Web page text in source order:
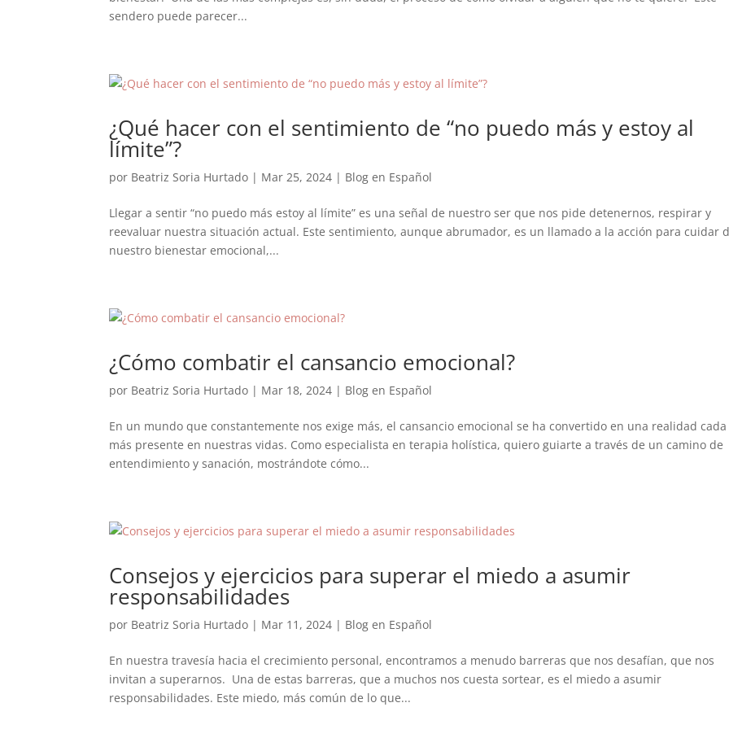
sendero puede parecer...
¿Qué hacer con el sentimiento de “no puedo más y estoy al
límite”?
por Beatriz Soria Hurtado | Mar 25, 2024 | Blog en Español
Llegar a sentir “no puedo más estoy al límite” es una señal de nuestro ser que nos pide detenernos, respirar y
reevaluar nuestra situación actual. Este sentimiento, aunque abrumador, es un llamado a la acción para cuidar
nuestro bienestar emocional,...
¿Cómo combatir el cansancio emocional?
por Beatriz Soria Hurtado | Mar 18, 2024 | Blog en Español
En un mundo que constantemente nos exige más, el cansancio emocional se ha convertido en una realidad cada
más presente en nuestras vidas. Como especialista en terapia holística, quiero guiarte a través de un camino de
entendimiento y sanación, mostrándote cómo...
Consejos y ejercicios para superar el miedo a asumir
responsabilidades
por Beatriz Soria Hurtado | Mar 11, 2024 | Blog en Español
En nuestra travesía hacia el crecimiento personal, encontramos a menudo barreras que nos desafían, que nos
invitan a superarnos. Una de estas barreras, que a muchos nos cuesta sortear, es el miedo a asumir
responsabilidades. Este miedo, más común de lo que...